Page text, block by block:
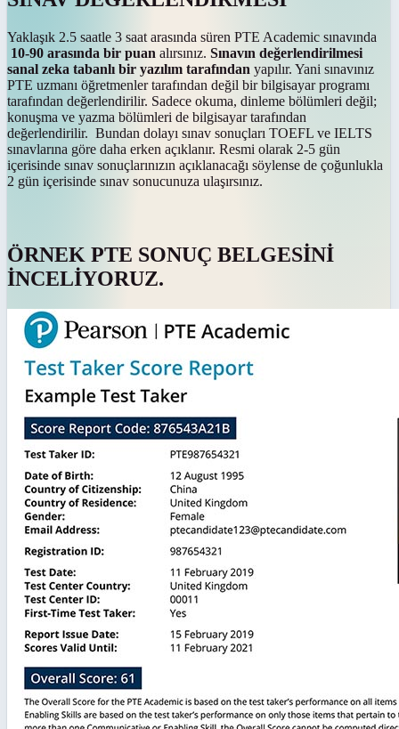
Yaklaşık 2.5 saatle 3 saat arasında süren PTE Academic sınavında
10-90 arasında bir puan alırsınız. Sınavın değerlendirilmesi
sanal zeka tabanlı bir yazılım tarafından yapılır. Yani sınavınız
PTE uzmanı öğretmenler tarafından değil bir bilgisayar programı
tarafından değerlendirilir. Sadece okuma, dinleme bölümleri değil;
konuşma ve yazma bölümleri de bilgisayar tarafından
değerlendirilir. Bundan dolayı sınav sonuçları TOEFL ve IELTS
sınavlarına göre daha erken açıklanır. Resmi olarak 2-5 gün
içerisinde sınav sonuçlarınızın açıklanacağı söylense de çoğunlukla
2 gün içerisinde sınav sonucunuza ulaşırsınız.
ÖRNEK PTE SONUÇ BELGESİNİ
İNCELİYORUZ.